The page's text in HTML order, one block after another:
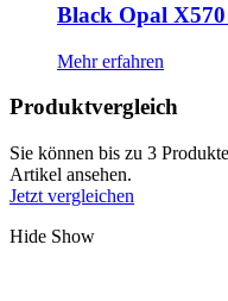
Black Opal
Mehr erfahren
Produktvergleich
Sie können bis zu 3
Artikel ansehen.
Jetzt vergleichen
Hide Show